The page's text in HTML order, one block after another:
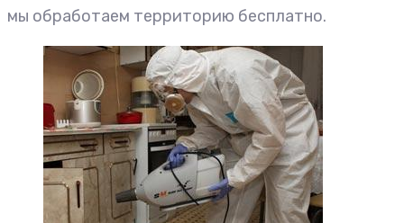
мы обработаем территорию бесплатно.